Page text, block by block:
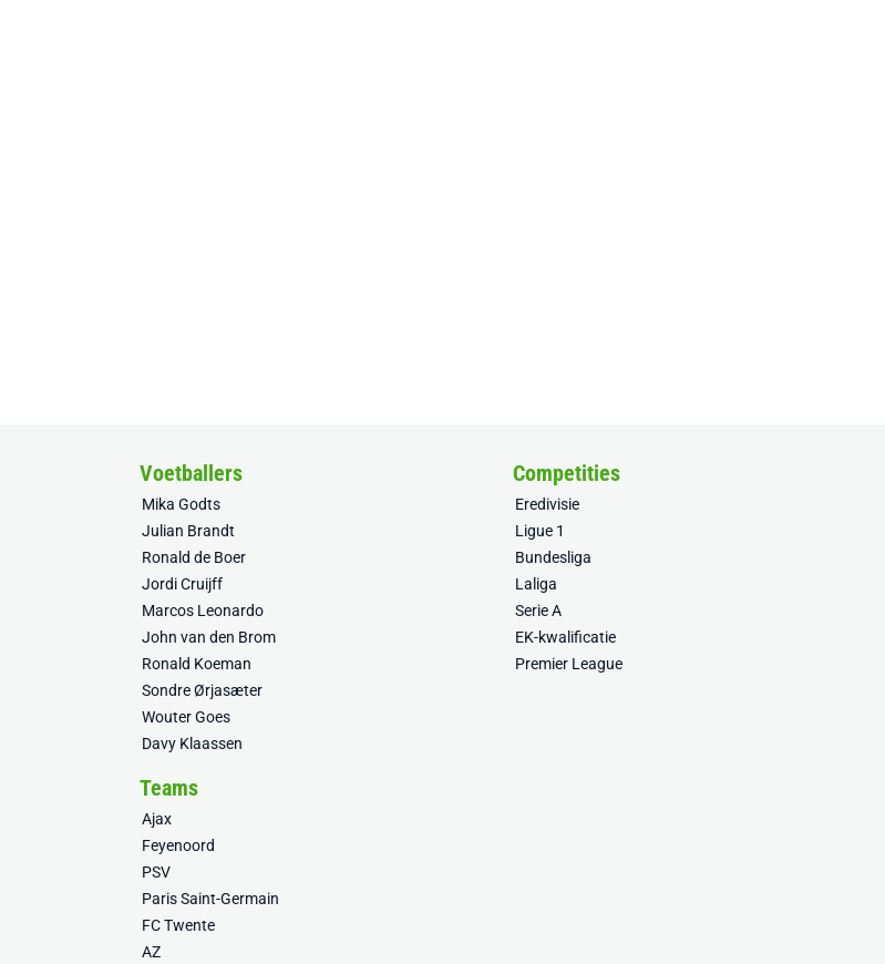
Voetballers
Mika Godts
Julian Brandt
Ronald de Boer
Jordi Cruijff
Marcos Leonardo
John van den Brom
Ronald Koeman
Sondre Ørjasæter
Wouter Goes
Davy Klaassen
Competities
Eredivisie
Ligue 1
Bundesliga
Laliga
Serie A
EK-kwalificatie
Premier League
Teams
Ajax
Feyenoord
PSV
Paris Saint-Germain
FC Twente
AZ